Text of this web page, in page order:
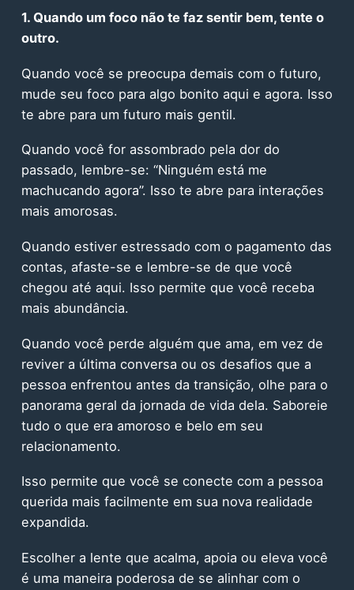
1. Quando um foco não te faz sentir bem, tente o
outro.
Quando você se preocupa demais com o futuro,
mude seu foco para algo bonito aqui e agora. Isso
te abre para um futuro mais gentil.
Quando você for assombrado pela dor do
passado, lembre-se: “Ninguém está me
machucando agora”. Isso te abre para interações
mais amorosas.
Quando estiver estressado com o pagamento das
contas, afaste-se e lembre-se de que você
chegou até aqui. Isso permite que você receba
mais abundância.
Quando você perde alguém que ama, em vez de
reviver a última conversa ou os desafios que a
pessoa enfrentou antes da transição, olhe para o
panorama geral da jornada de vida dela. Saboreie
tudo o que era amoroso e belo em seu
relacionamento.
Isso permite que você se conecte com a pessoa
querida mais facilmente em sua nova realidade
expandida.
Escolher a lente que acalma, apoia ou eleva você
é uma maneira poderosa de se alinhar com o